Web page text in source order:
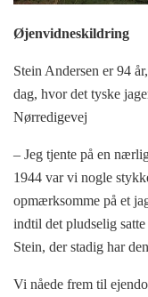
Øjenvidneskildring
Stein Andersen er 94
dag, hvor det tyske
Nørredigevej
– Jeg tjente på en
1944 var vi nogle
opmærksomme på et
indtil det pludselig
Stein, der stadig har
Vi nåede frem til